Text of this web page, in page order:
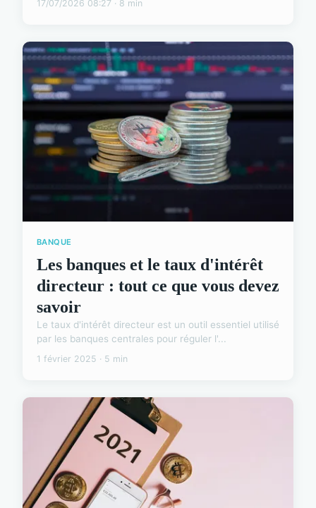
17/07/2026 08:27 · 8 min
BANQUE
Les banques et le taux d'intérêt
directeur : tout ce que vous devez
savoir
Le taux d'intérêt directeur est un outil essentiel utilisé
par les banques centrales pour réguler l'...
1 février 2025 · 5 min